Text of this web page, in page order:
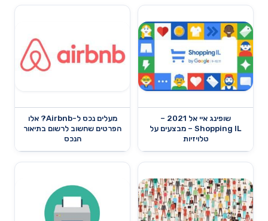
שופינג איי אל 2021 –
Shopping IL – מבצעים על
טלויזיות
מעלים נכס ל-Airbnb? אלו
הפרטים שחשוב לרשום בתיאור
הנכס